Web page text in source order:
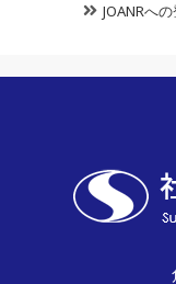
JOANRへ